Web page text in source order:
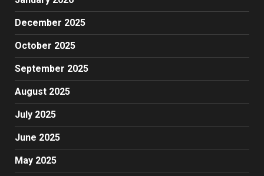
December 2025
October 2025
September 2025
August 2025
July 2025
June 2025
May 2025